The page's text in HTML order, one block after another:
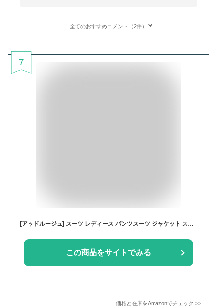
全てのおすすめコメント（2件）
7
[アッドルージュ] スーツ レディース パンツスーツ ジャケット ストレッチ 入学式 卒業式 入園式 卒園式 母 ママ セレモニー フォーマル 【t5260】 ブラックミックス×ブラック 5号
この商品をサイトでみる
価格と在庫をAmazonでチェック >>